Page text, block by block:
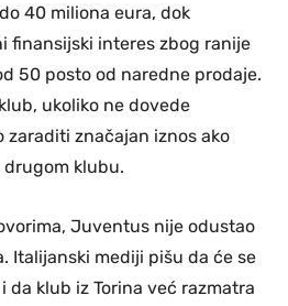
40 miliona eura, dok
finansijski interes zbog ranije
50 posto od naredne prodaje.
ukoliko ne dovede
zaraditi značajan iznos ako
drugom klubu.
Juventus nije odustao
Italijanski mediji pišu da će se
da klub iz Torina već razmatra